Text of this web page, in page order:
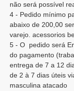
não será possível
4 - Pedido mínimo
abaixo de 200,00
varejo. acessorios
5 - O pedido será
do pagamento
entrega de 7 a 12
de 2 à 7 dias úteis
masculina atacado